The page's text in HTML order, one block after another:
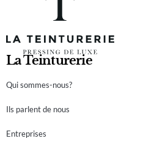
La Teinturerie
Qui sommes-nous?
Ils parlent de nous
Entreprises